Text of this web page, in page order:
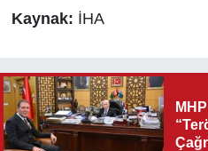
Kaynak: İHA